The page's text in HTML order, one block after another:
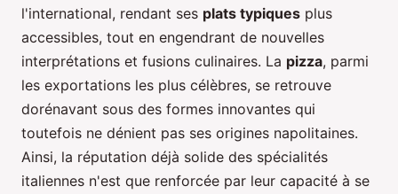
l'international, rendant ses plats typiques plus
accessibles, tout en engendrant de nouvelles
interprétations et fusions culinaires. La pizza, parmi
les exportations les plus célèbres, se retrouve
dorénavant sous des formes innovantes qui
toutefois ne dénient pas ses origines napolitaines.
Ainsi, la réputation déjà solide des spécialités
italiennes n'est que renforcée par leur capacité à se